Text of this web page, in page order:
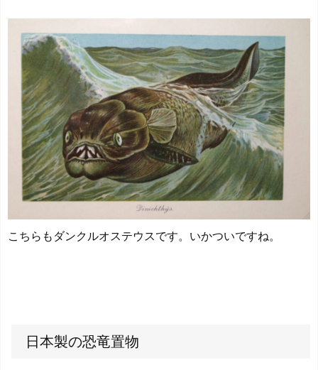
こちらもダンクルオステウスです。いかついですね。
日本製の恐竜置物